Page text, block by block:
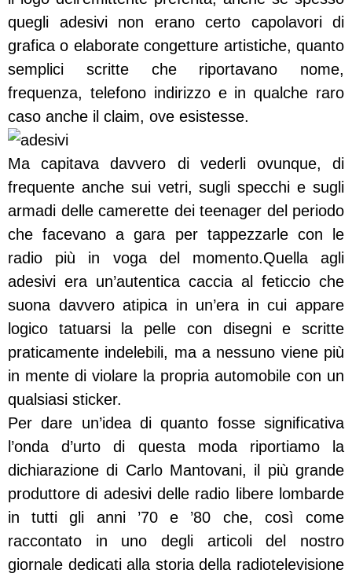
quegli adesivi non erano certo capolavori di
grafica o elaborate congetture artistiche, quanto
semplici scritte che riportavano nome,
frequenza, telefono indirizzo e in qualche raro
caso anche il claim, ove esistesse.
Ma capitava davvero di vederli ovunque, di
frequente anche sui vetri, sugli specchi e sugli
armadi delle camerette dei teenager del periodo
che facevano a gara per tappezzarle con le
radio più in voga del momento.Quella agli
adesivi era un’autentica caccia al feticcio che
suona davvero atipica in un’era in cui appare
logico tatuarsi la pelle con disegni e scritte
praticamente indelebili, ma a nessuno viene più
in mente di violare la propria automobile con un
qualsiasi sticker.
Per dare un’idea di quanto fosse significativa
l’onda d’urto di questa moda riportiamo la
dichiarazione di Carlo Mantovani, il più grande
produttore di adesivi delle radio libere lombarde
in tutti gli anni ’70 e ’80 che, così come
raccontato in uno degli articoli del nostro
giornale dedicati alla storia della radiotelevisione